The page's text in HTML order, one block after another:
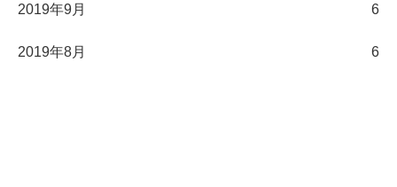
2019年9月 6
2019年8月 6